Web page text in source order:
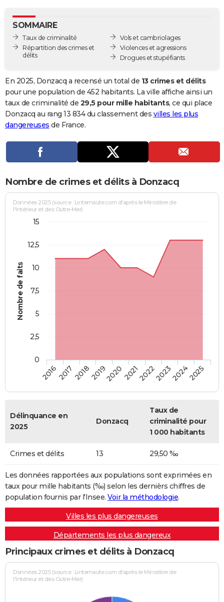
GUIDES D'ACHAT
BONS PLANS
Carte de Noël
Carte Bonne année
Carte Saint-Valentin
Carte Pâques
Carte d'anniversaire
DICTIONNAIRE
Dictionnaire
Biographies
Citations
Expressions
Proverbes
PROGRAMME TV
Se connecter
Entreprises
Service militaire
Avis de recherche
AVIS DE DÉCÈS
Bricolage
Lifestyle
Culture
Sport
Auto
Television
Voyage
Cinema
SOMMAIRE
Taux de criminalité
Répartition des crimes et
délits
Vols et cambriolages
Violences et agressions
Drogues et stupéfiants
En 2025, Donzacq a recensé un total de 13 crimes et délits
pour une population de 452 habitants. La ville affiche ainsi un
taux de criminalité de 29,5 pour mille habitants, ce qui place
Donzacq au rang 13 834 du classement des villes les plus
dangereuses de France.
Nombre de crimes et délits à Donzacq
Nombre de faits
Données 2025 (source : Linternaute.com d'après le Ministère de
l'Intérieur et des Outre-Mer)
2016201720182019202020212022202320242025
0
2,5
5
7,5
10
12,5
15
Délinquance en
2025
Donzacq
Taux de
criminalité pour
1 000 habitants
Crimes et délits 13 29,50 ‰
Les données rapportées aux populations sont exprimées en
taux pour mille habitants (‰) selon les dernièrs chiffres de
population fournis par l'Insee. Voir la méthodologie.
Villes les plus dangereuses
Départements les plus dangereux
Principaux crimes et délits à Donzacq
Données 2025 (source : Linternaute.com d'après le Ministère de
l'Intérieur et des Outre-Mer)